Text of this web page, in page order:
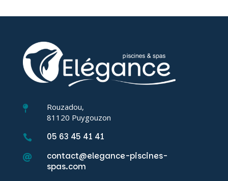

Rouzadou,
81120 Puygouzon
 05 63 45 41 41

contact@elegance-piscines-
spas.com